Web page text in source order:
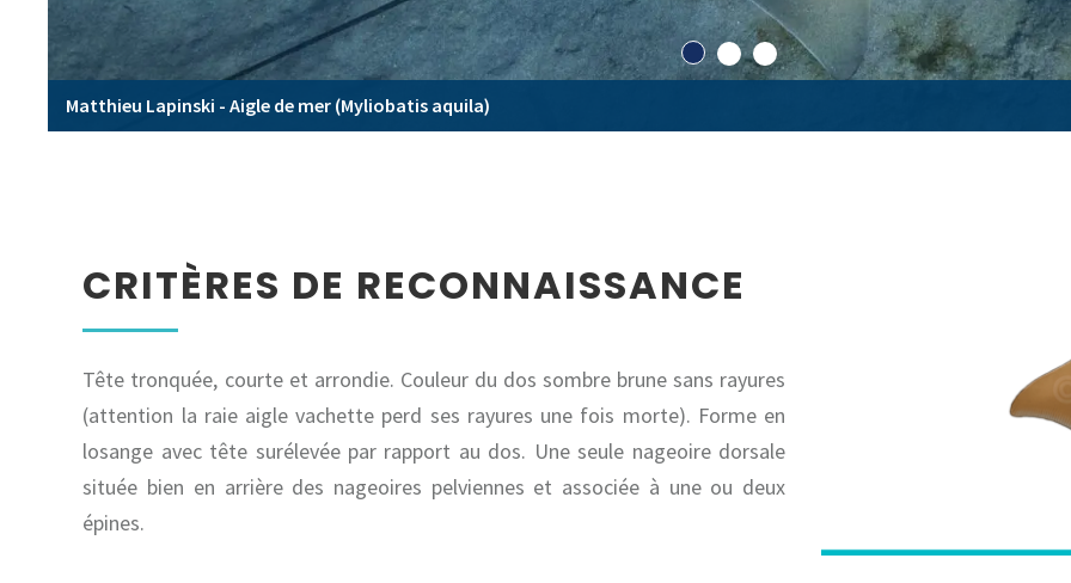
Matthieu Lapinski - Aigle de mer (Myliobatis aquila)
CRITÈRES DE RECONNAISSANCE
Tête tronquée, courte et arrondie. Couleur du dos sombre brune sans rayures
(attention la raie aigle vachette perd ses rayures une fois morte). Forme en
losange avec tête surélevée par rapport au dos. Une seule nageoire dorsale
située bien en arrière des nageoires pelviennes et associée à une ou deux
épines.